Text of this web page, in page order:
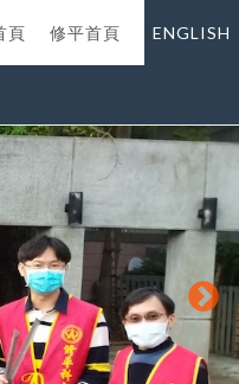
頁 修平首頁 ENGLISH